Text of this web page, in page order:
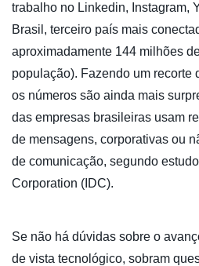
trabalho no Linkedin, Instagram,
Brasil, terceiro país mais
aproximadamente 144 milhões
população). Fazendo um recorte
os números são ainda mais
das empresas brasileiras usam
de mensagens, corporativas ou
de comunicação, segundo
Corporation (IDC).
Se não há dúvidas sobre o
de vista tecnológico, sobram